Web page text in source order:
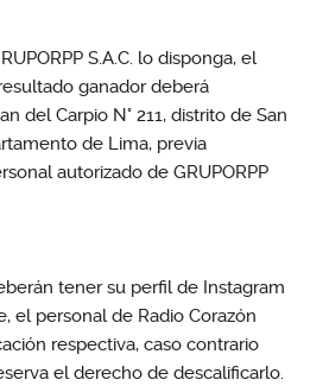
S.A.C. lo disponga, el
ganador deberá
del Carpio N° 211, distrito de San
de Lima, previa
autorizado de GRUPORPP
tener su perfil de Instagram
el personal de Radio Corazón
respectiva, caso contrario
el derecho de descalificarlo.